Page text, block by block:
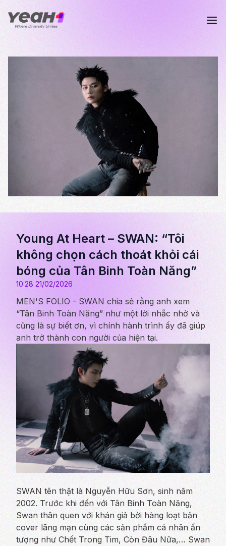
Young At Heart – SWAN: “Tôi
không chọn cách thoát khỏi cái
bóng của Tân Binh Toàn Năng”
10:28 21/02/2026
MEN'S FOLIO - SWAN chia sẻ rằng anh xem
“Tân Binh Toàn Năng” như một lời nhắc nhở và
cũng là sự biết ơn, vì chính hành trình ấy đã giúp
anh trở thành con người của hiện tại.
SWAN tên thật là Nguyễn Hữu Sơn, sinh năm
2002. Trước khi đến với Tân Binh Toàn Năng,
Swan thân quen với khán giả bởi hàng loạt bản
cover lãng mạn cùng các sản phẩm cá nhân ấn
tượng như Chết Trong Tim, Còn Đâu Nữa,… Swan